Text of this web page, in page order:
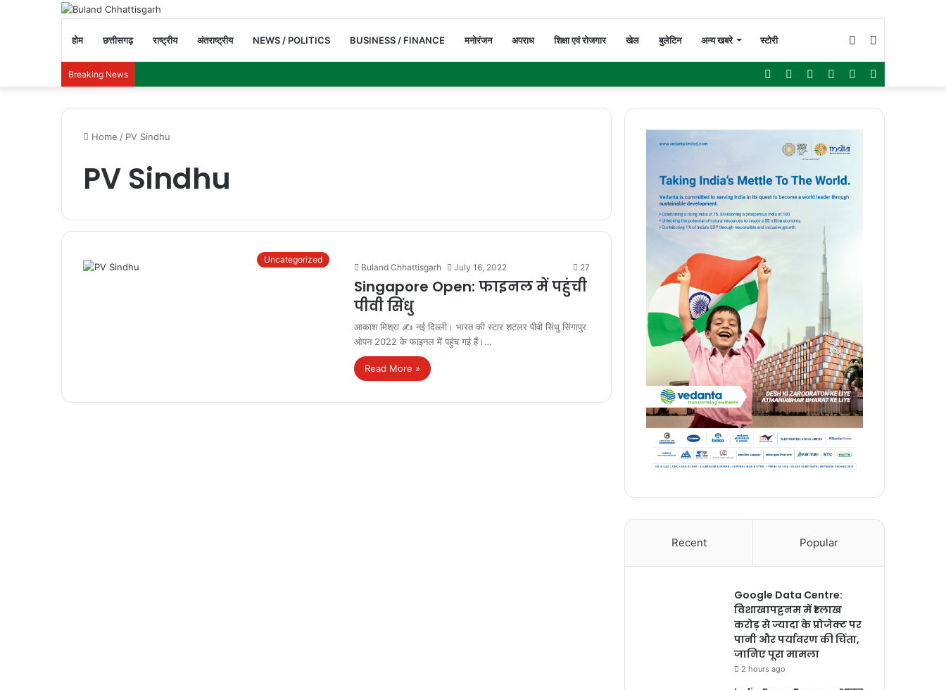
होम छत्तीसगढ़ राष्ट्रीय अंतराष्ट्रीय NEWS / POLITICS BUSINESS / FINANCE मनोरंजन अपराध शिक्षा एवं रोजगार खेल बुलेटिन अन्य खबरे स्टोरी Switch
skin
Breaking News WhatsApp
Instagram
YouTube
Twitter
Facebook
Home / PV Sindhu
PV Sindhu
Uncategorized
Buland Chhattisgarh July 16, 2022 27
Singapore Open: फाइनल में पहुंची
पीवी सिंधु
आकाश मिश्रा ✍️ नई दिल्ली। भारत की स्टार शटलर पीवी सिंधु सिंगापुर
ओपन 2022 के फाइनल में पहुंच गई हैं।…
Read More »
Recent Popular
Google Data Centre:
विशाखापट्टनम में ₹1 लाख
करोड़ से ज्यादा के प्रोजेक्ट पर
पानी और पर्यावरण की चिंता,
जानिए पूरा मामला
2 hours ago